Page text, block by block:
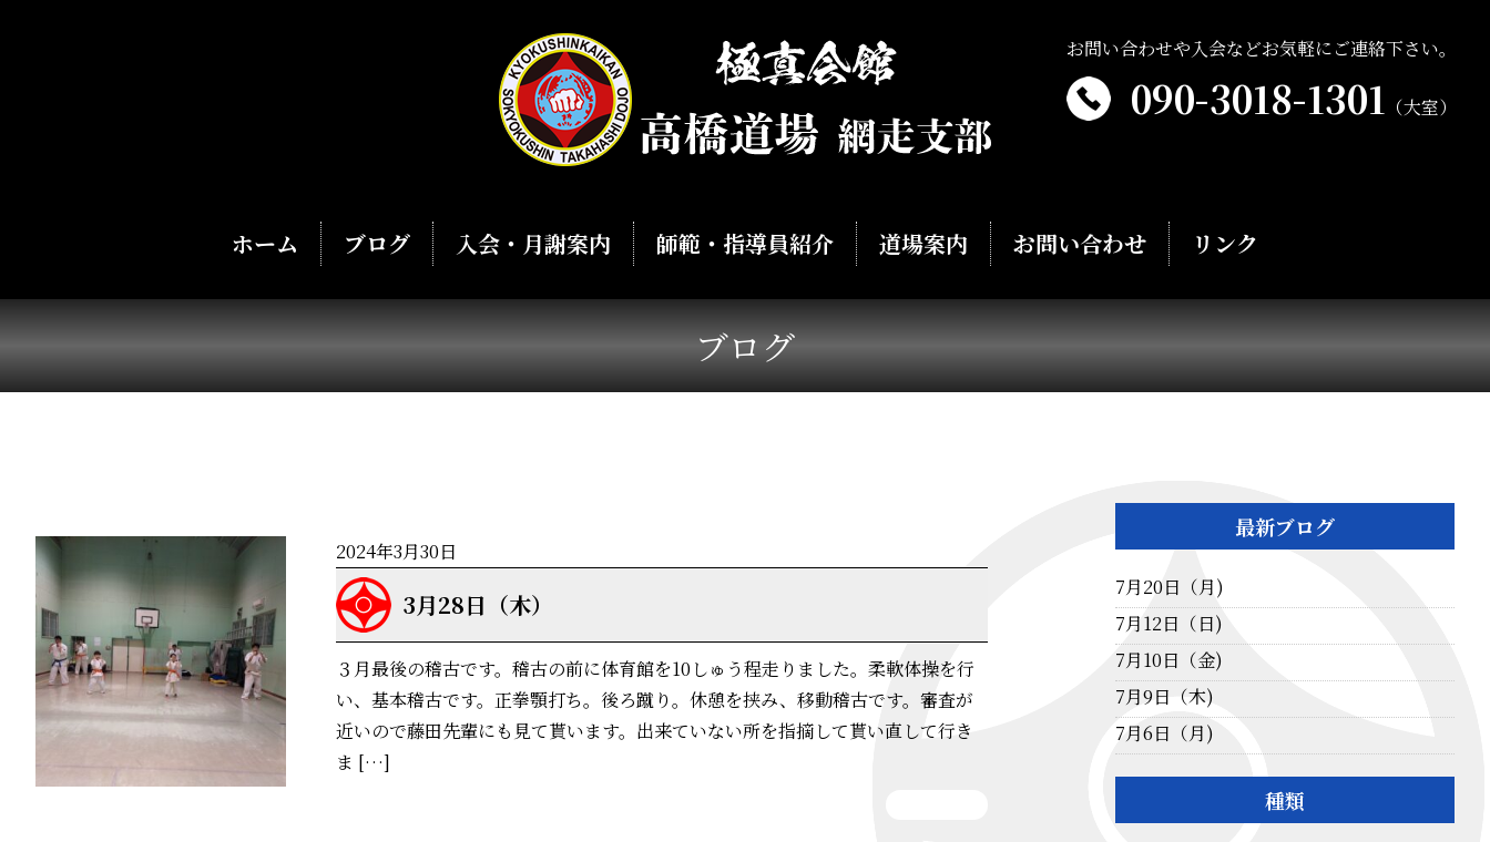
お問い合わせや入会などお気軽にご連絡下さい。
090-3018-1301 （大室）
ホーム ブログ 入会・月謝案内 師範・指導員紹介 道場案内 お問い合わせ リンク
ブログ
2024年3月30日
3月28日（木）
３月最後の稽古です。稽古の前に体育館を10しゅう程走りました。柔軟体操を行
い、基本稽古です。正拳顎打ち。後ろ蹴り。休憩を挟み、移動稽古です。審査が
近いので藤田先輩にも見て貰います。出来ていない所を指摘して貰い直して行き
ま […]
最新ブログ
7月20日（月)
7月12日（日)
7月10日（金)
7月9日（木)
7月6日（月)
種類